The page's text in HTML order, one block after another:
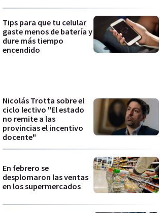
Tips para que tu celular
gaste menos de batería y
dure más tiempo
encendido
Nicolás Trotta sobre el
ciclo lectivo "El estado
no remite a las
provincias el incentivo
docente"
En febrero se
desplomaron las ventas
en los supermercados